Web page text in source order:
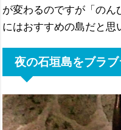
が変わるのですが「のん
にはおすすめの島だと思
夜の石垣島をブラ